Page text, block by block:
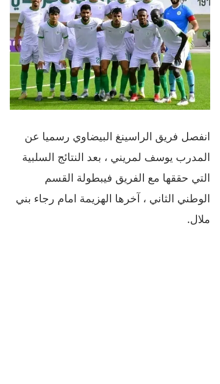
انفصل فريق الراسينغ البيضاوي رسميا عن
المدرب يوسف لمريني ، بعد النتائج السلبية
التي حققها مع الفريق فيبطولة القسم
الوطني الثاني ، آخرها الهزيمة امام رجاء بني
ملال.